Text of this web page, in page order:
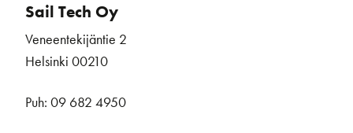
Sail Tech Oy
Veneentekijäntie 2
Helsinki 00210
Puh: 09 682 4950